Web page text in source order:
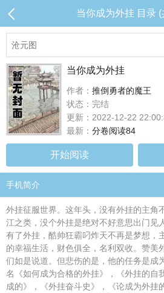
当你成为外挂 目录
当你成为外挂
作者： 推倒勇者的魔王
状态：完结
更新：2022-12-22
最新： 分卷阅读84
开始阅读
手机简介
外挂征服世界。这年头，没有外挂的主角
江之类，没个外挂是绝对不好意思出门见
有了外挂，酷帅狂霸叼炸天不再是梦想，
的幸福生活，财色俱全，名利双收。赞美
们如是说道。但悲伤的是，他的任务是成
名《如何成为合格的外挂》，《外挂的自
成的》，《外挂奋斗史》，《论成为外挂